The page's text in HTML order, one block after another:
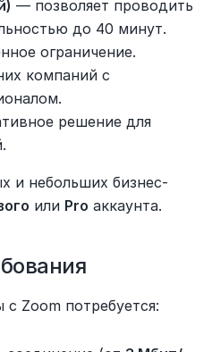
— позволяет проводить
до 40 минут.
ограничение.
компаний с
решение для
и небольших бизнес-
или Pro аккаунта.
Zoom потребуется: